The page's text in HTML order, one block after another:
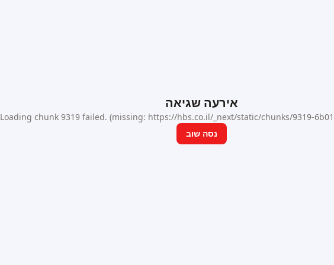
אירעה שגיאה
Loading chunk 9319 failed. (missing: https://hbs.co.il/_next/static/chunks/9319-
נסה שוב